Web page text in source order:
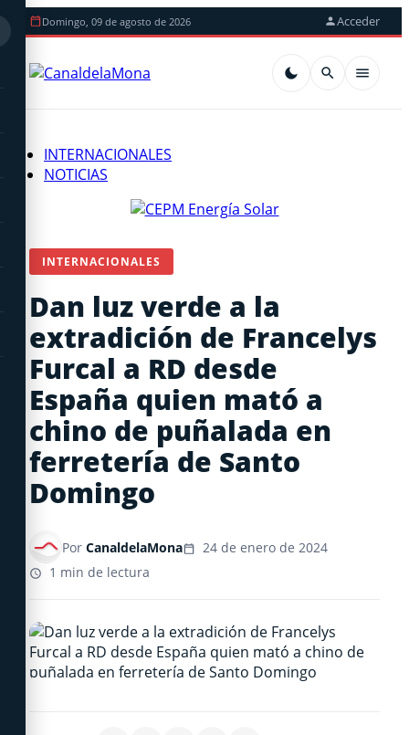
Domingo, 09 de agosto de 2026 Acceder
INTERNACIONALES
NOTICIAS
INTERNACIONALES
Dan luz verde a la
extradición de Francelys
Furcal a RD desde
España quien mató a
chino de puñalada en
ferretería de Santo
Domingo
Por CanaldelaMona
24 de enero de 2024
1 min de lectura